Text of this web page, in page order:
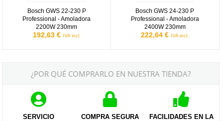
Bosch GWS 22-230 P
Professional - Amoladora
2200W 230mm
192,63 € IVA incl.
Bosch GWS 24-230 P
Professional - Amoladora
2400W 230mm
222,64 € IVA incl.
¿POR QUÉ COMPRARLO EN NUESTRA TIENDA?
SERVICIO
COMPRA SEGURA
FACILIDADES EN LA